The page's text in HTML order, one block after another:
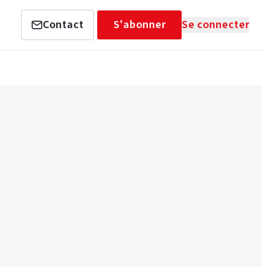
Contact S'abonner Se connecter